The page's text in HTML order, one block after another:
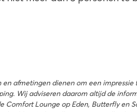
en afmetingen dienen om een
Wij adviseren daarom altijd de
Comfort Lounge op Eden, Butterfly en